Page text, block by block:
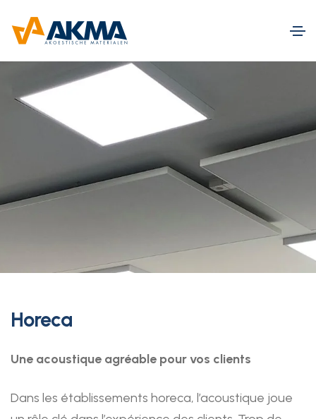
Horeca
Une acoustique agréable pour vos clients
Dans les établissements horeca, l’acoustique joue